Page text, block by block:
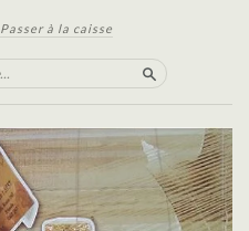
Passer à la caisse
Chercher